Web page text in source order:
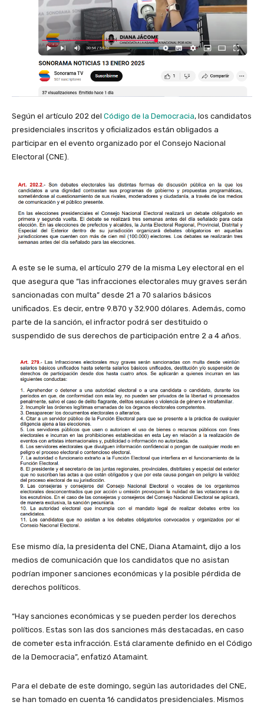
Según el artículo 202 del Código de la Democracia, los candidatos
presidenciales inscritos y oficializados están obligados a
participar en el evento organizado por el Consejo Nacional
Electoral (CNE).
A este se le suma, el artículo 279 de la misma Ley electoral en el
que asegura que “las infracciones electorales muy graves serán
sancionadas con multa” desde 21 a 70 salarios básicos
unificados. Es decir, entre 9.870 y 32.900 dólares. Además, como
parte de la sanción, el infractor podrá ser destituido o
suspendido de sus derechos de participación entre 2 a 4 años.
Ese mismo día, la presidenta del CNE, Diana Atamaint, dijo a los
medios de comunicación que los candidatos que no asistan
podrían imponer sanciones económicas y la posible pérdida de
derechos políticos.
“Hay sanciones económicas y se pueden perder los derechos
políticos. Estas son las dos sanciones más destacadas, en caso
de cometer esta infracción. Está claramente definido en el Código
de la Democracia”, enfatizó Atamaint.
Para el debate de este domingo, según las autoridades del CNE,
se han tomado en cuenta 16 candidatos presidenciales. Mismos